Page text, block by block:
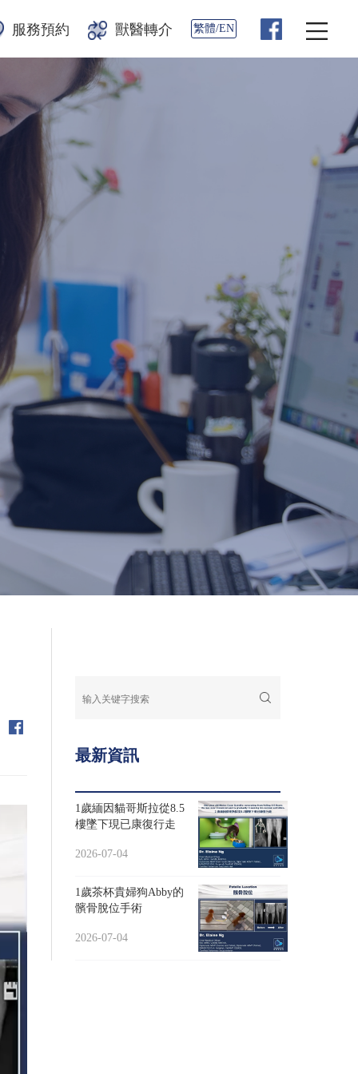
服務預約 獸醫轉介 繁體/EN
最新資訊
1歲緬因貓哥斯拉從8.5
樓墜下現已康復行走
2026-07-04
1歲茶杯貴婦狗Abby的
髕骨脫位手術
2026-07-04